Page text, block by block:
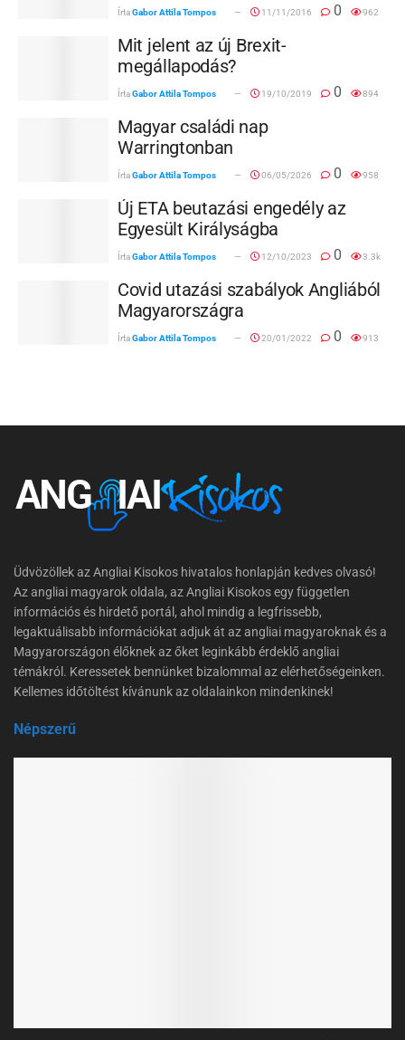
ÍrtaGabor Attila Tompos 11/11/2016 0 962
Mit jelent az új Brexit-
megállapodás?
ÍrtaGabor Attila Tompos 19/10/2019 0 894
Magyar családi nap
Warringtonban
ÍrtaGabor Attila Tompos 06/05/2026 0 958
Új ETA beutazási engedély az
Egyesült Királyságba
ÍrtaGabor Attila Tompos 12/10/2023 0 3.3k
Covid utazási szabályok Angliából
Magyarországra
ÍrtaGabor Attila Tompos 20/01/2022 0 913
Üdvözöllek az Angliai Kisokos hivatalos honlapján kedves olvasó!
Az angliai magyarok oldala, az Angliai Kisokos egy független
információs és hirdető portál, ahol mindig a legfrissebb,
legaktuálisabb információkat adjuk át az angliai magyaroknak és a
Magyarországon élőknek az őket leginkább érdeklő angliai
témákról. Keressetek bennünket bizalommal az elérhetőségeinken.
Kellemes időtöltést kívánunk az oldalainkon mindenkinek!
Népszerű